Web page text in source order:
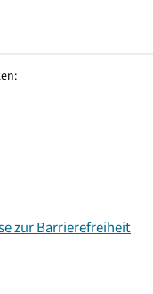
zur Barrierefreiheit